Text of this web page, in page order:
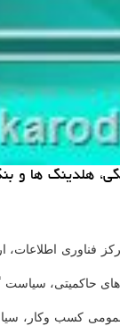
ها و
حاکمیتی،
کسب وکار،